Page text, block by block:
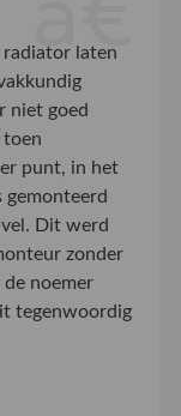
radiator laten
niet goed
toen
punt, in het
gemonteerd
Dit werd
zonder
noemer
tegenwoordig